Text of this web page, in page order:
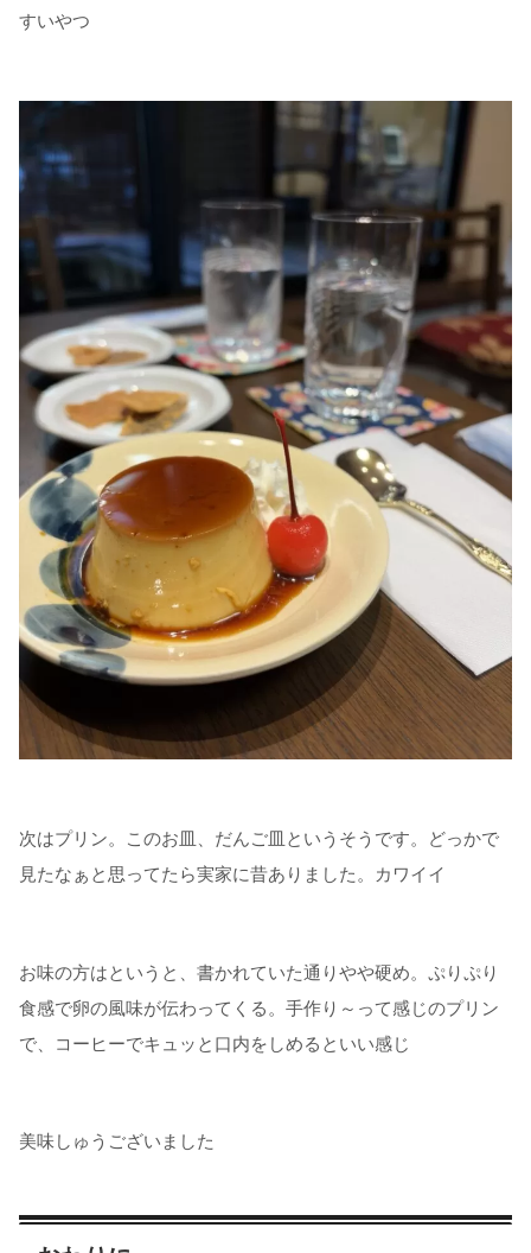
すいやつ
次はプリン。このお皿、だんご皿というそうです。どっかで
見たなぁと思ってたら実家に昔ありました。カワイイ
お味の方はというと、書かれていた通りやや硬め。ぷりぷり
食感で卵の風味が伝わってくる。手作り～って感じのプリン
で、コーヒーでキュッと口内をしめるといい感じ
美味しゅうございました